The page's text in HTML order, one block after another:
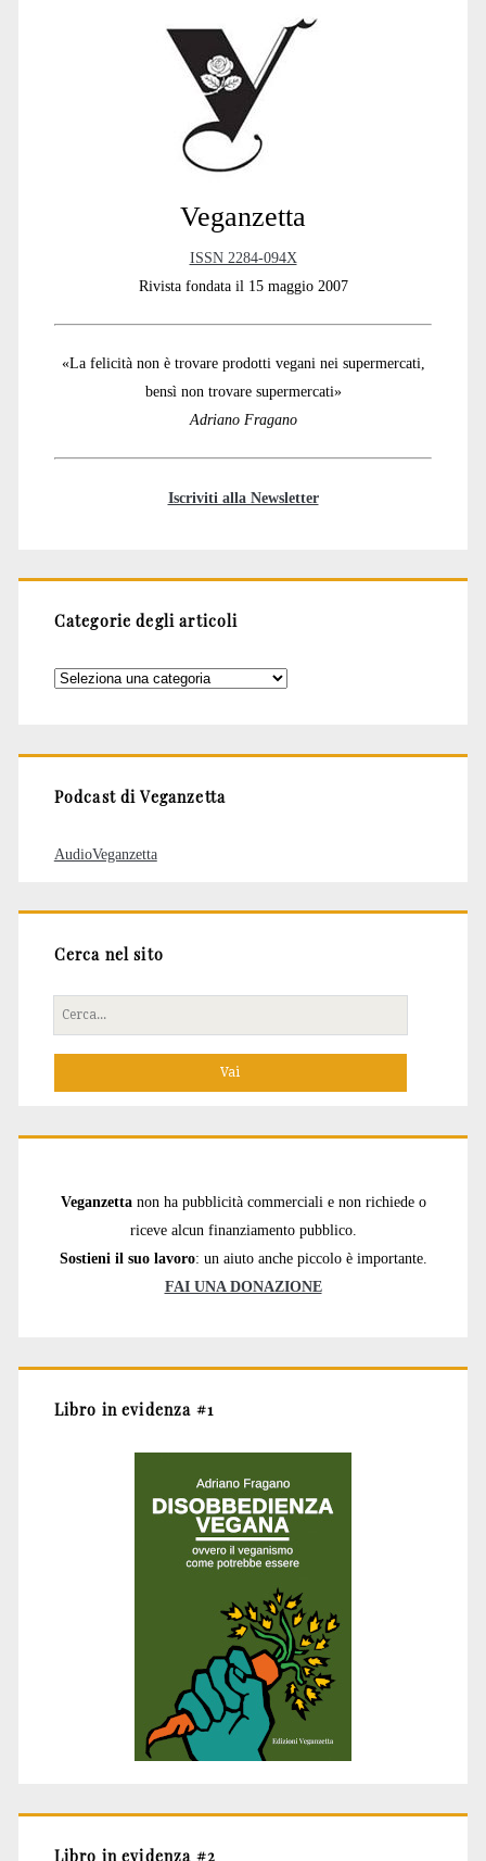
Veganzetta
ISSN 2284-094X
Rivista fondata il 15 maggio 2007
«La felicità non è trovare prodotti vegani nei supermercati,
bensì non trovare supermercati»
Adriano Fragano
Iscriviti alla Newsletter
Categorie degli articoli
Categorie
Podcast di Veganzetta
AudioVeganzetta
Cerca nel sito
Cerca
per:
Veganzetta non ha pubblicità commerciali e non richiede o
riceve alcun finanziamento pubblico.
Sostieni il suo lavoro: un aiuto anche piccolo è importante.
FAI UNA DONAZIONE
Libro in evidenza #1
Libro in evidenza #2